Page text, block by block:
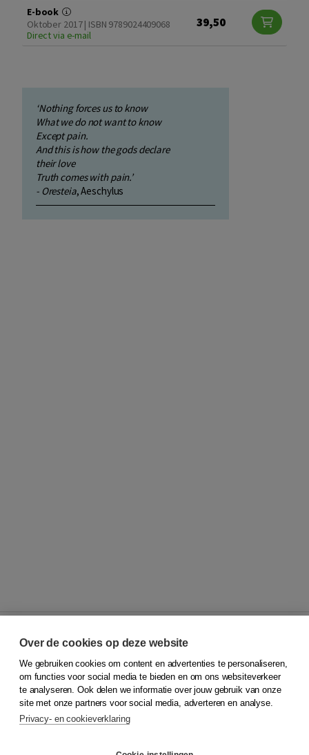
E-book
Oktober 2017 | ISBN 9789024409068
Direct via e-mail
39,50
‘Nothing forces us to know
What we do not want to know
Except pain.
And this is how the gods declare
their love
Truth comes with pain.’
- Oresteia, Aeschylus
© 2026Koninklijke Boom uitgevers
Klantenservice
Service & informatie
Contact
Over de cookies op deze website
We gebruiken cookies om content en advertenties te personaliseren,
om functies voor social media te bieden en om ons websiteverkeer
te analyseren. Ook delen we informatie over jouw gebruik van onze
site met onze partners voor social media, adverteren en analyse.
Privacy- en cookieverklaring